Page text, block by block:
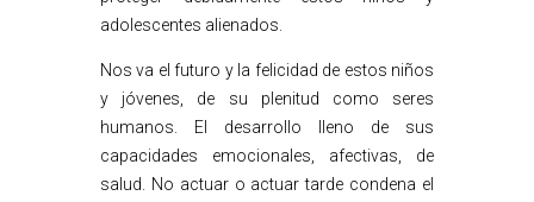
adolescentes alienados.
Nos va el futuro y la felicidad de estos niños
y jóvenes, de su plenitud como seres
humanos. El desarrollo lleno de sus
capacidades emocionales, afectivas, de
salud. No actuar o actuar tarde condena el